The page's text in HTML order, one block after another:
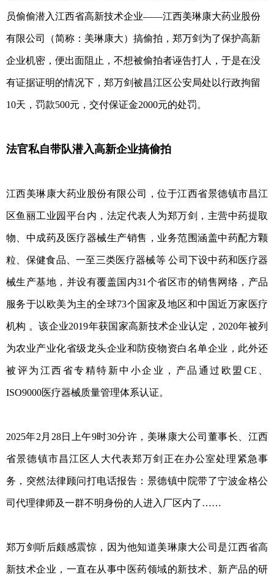
员偷偷潜入江西省高新技术企业——江西美琳康大药业股份
有限公司（简称：美琳康大）搞偷拍，郑万剑为了保护高新
企业机密，便出面阻止，不想被偷拍者诬告打人，于是在没
有证据证明的情况下，郑万剑被昌江区公安局处以行政拘留
10天，罚款500元，交付保证金2000元的处罚。
法官私自带队潜入高新企业搞偷拍
江西美琳康大药业股份有限公司，位于江西省景德镇市昌江
区鱼丽工业园平台内，法定代表人为郑万剑，主营中药提取
物、中成药及医疗器械生产销售，业务范围涵盖中药配方颗
粒、保健食品、一至三类医疗器械等 公司下设中药和医疗器
械生产基地，并设有覆盖国内31个省区市的销售网络，产品
服务于以欧美为主的全球73个国家及地区和中国近万家医疗
机构 。该企业2019年获国家高新技术企业认定，2020年被列
为农业产业化省级龙头企业和防疫物资白名单企业，此外还
被评为江西省专精特新中小企业，产品通过欧盟CE、
ISO9000医疗器械质量管理体系认证。
2025年2月28日上午9时30分许，美琳康大公司董事长、江西
省景德镇市昌江区人大代表郑万剑正在办公室处理紧急事
务，突然法律顾问打电话报告：景德镇中院带了宁波金格公
司代理律师及一群不明身份的人进入厂区内了……
郑万剑听后颇感震惊，因为他知道美琳康大公司是江西省高
新技术企业，一直在从事中医药领域的新技术、新产品的研